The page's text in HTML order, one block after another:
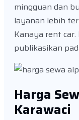
mingguan dan
layanan lebih
Kanaya rent
publikasikan
Harga
Karawaci